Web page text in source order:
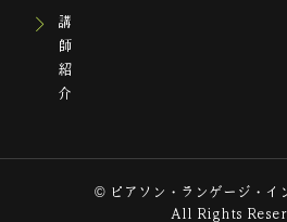
講
師
紹
介
© ピアソン・ランゲージ・イ
All Rights